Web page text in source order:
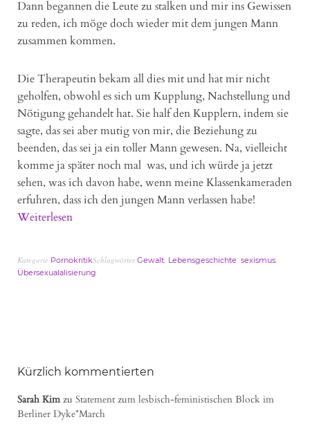
Dann begannen die Leute zu stalken und mir ins Gewissen
zu reden, ich möge doch wieder mit dem jungen Mann
zusammen kommen.
Die Therapeutin bekam all dies mit und hat mir nicht
geholfen, obwohl es sich um Kupplung, Nachstellung und
Nötigung gehandelt hat. Sie half den Kupplern, indem sie
sagte, das sei aber mutig von mir, die Beziehung zu
beenden, das sei ja ein toller Mann gewesen. Na, vielleicht
komme ja später noch mal was, und ich würde ja jetzt
sehen, was ich davon habe, wenn meine Klassenkameraden
erfuhren, dass ich den jungen Mann verlassen habe!
Weiterlesen
Kategorie PornokritikSchlagwörterGewalt Lebensgeschichte sexismus
Übersexualalisierung
Kürzlich kommentierten
Sarah Kimzu Statement zum lesbisch-feministischen Block im
Berliner Dyke*March